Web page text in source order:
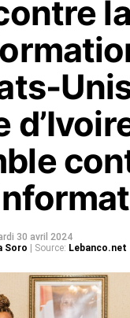
la
30 avril 2024
Soro | Source: Lebanco.net